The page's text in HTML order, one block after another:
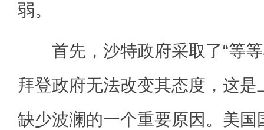
弱。
首先，沙特政府采取了“等等
拜登政府无法改变其态度，这
缺少波澜的一个重要原因。美国